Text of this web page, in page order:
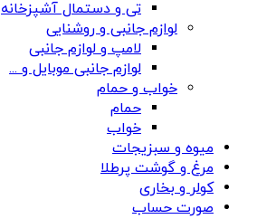
تی و دستمال آشپزخانه
لوازم جانبی و روشنایی
لامپ و لوازم جانبی
لوازم جانبی موبایل و ...
خواب و حمام
حمام
خواب
میوه و سبزیجات
مرغ و گوشت پرطلا
کولر و بخاری
صورت حساب